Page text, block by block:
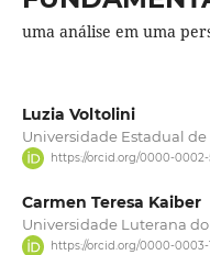
uma análise em uma
Luzia Voltolini
Universidade Estadual de
https://orcid.org/0000-0002-
Carmen Teresa Kaiber
Universidade Luterana
https://orcid.org/0000-0003-